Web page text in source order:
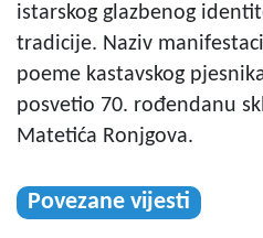
istarskog glazbenog
tradicije. Naziv
poeme kastavskog
posvetio 70. rođendanu
Matetića Ronjgova.
Povezane vijesti